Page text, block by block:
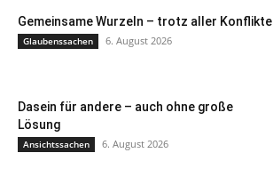
Gemeinsame Wurzeln – trotz aller Konflikte
Glaubenssachen 6. August 2026
Dasein für andere – auch ohne große
Lösung
Ansichtssachen 6. August 2026